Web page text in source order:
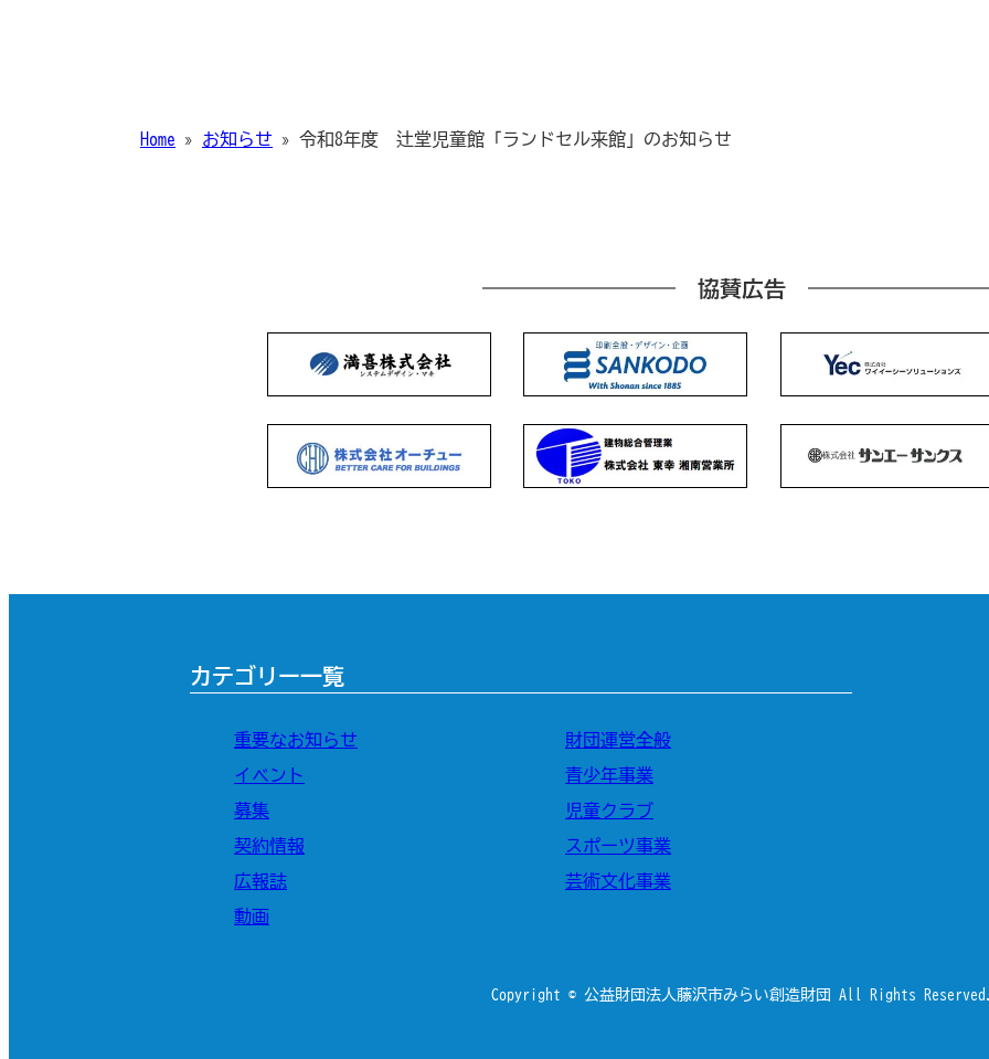
Home » お知らせ » 令和8年度 辻堂児童館「ランドセル来館」のお知らせ
協賛広告
カテゴリー一覧
重要なお知らせ
イベント
募集
契約情報
広報誌
動画
財団運営全般
青少年事業
児童クラブ
スポーツ事業
芸術文化事業
Copyright © 公益財団法人藤沢市みらい創造財団 All Rights